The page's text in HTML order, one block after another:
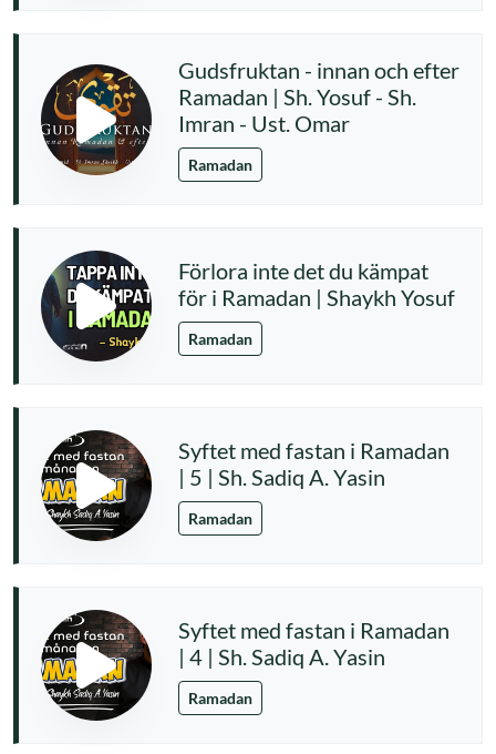
Gudsfruktan - innan och efter
Ramadan | Sh. Yosuf - Sh.
Imran - Ust. Omar
Ramadan
Förlora inte det du kämpat
för i Ramadan | Shaykh Yosuf
Ramadan
Syftet med fastan i Ramadan
| 5 | Sh. Sadiq A. Yasin
Ramadan
Syftet med fastan i Ramadan
| 4 | Sh. Sadiq A. Yasin
Ramadan